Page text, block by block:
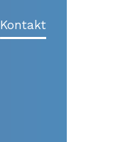
Kontakt